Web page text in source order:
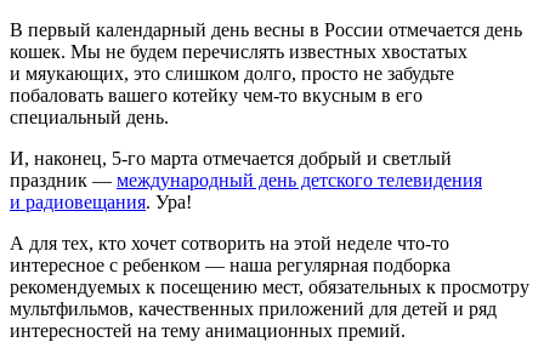
В первый календарный день весны в России отмечается день
кошек. Мы не будем перечислять известных хвостатых
и мяукающих, это слишком долго, просто не забудьте
побаловать вашего котейку чем-то вкусным в его
специальный день.
И, наконец, 5-го марта отмечается добрый и светлый
праздник — международный день детского телевидения
и радиовещания. Ура!
А для тех, кто хочет сотворить на этой неделе что-то
интересное с ребенком — наша регулярная подборка
рекомендуемых к посещению мест, обязательных к просмотру
мультфильмов, качественных приложений для детей и ряд
интересностей на тему анимационных премий.